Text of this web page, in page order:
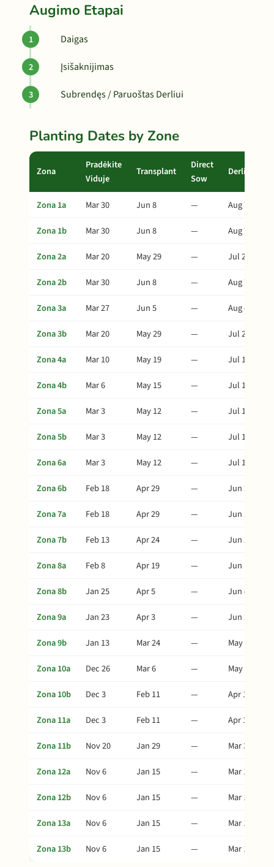
Augimo Etapai
Daigas
Įsišaknijimas
Subrendęs / Paruoštas Derliui
Planting Dates by Zone
Zona
Pradėkite
Viduje
Transplant
Direct
Sow
Derlius
Zona 1a Mar 30 Jun 8 —
Aug 7
Zona 1b
Mar 30 Jun 8 —
Aug 7
Zona 2a
Mar 20 May 29 —
Jul 28
Zona 2b
Mar 30 Jun 8 —
Aug 7
Zona 3a
Mar 27 Jun 5 —
Aug 4
Zona 3b
Mar 20 May 29 —
Jul 28
Zona 4a
Mar 10 May 19 —
Jul 18
Zona 4b
Mar 6 May 15 —
Jul 14
Zona 5a
Mar 3 May 12 —
Jul 11
Zona 5b
Mar 3 May 12 —
Jul 11
Zona 6a
Mar 3 May 12 —
Jul 11
Zona 6b
Feb 18 Apr 29 —
Jun 28
Zona 7a
Feb 18 Apr 29 —
Jun 28
Zona 7b
Feb 13 Apr 24 —
Jun 23
Zona 8a
Feb 8 Apr 19 —
Jun 18
Zona 8b
Jan 25 Apr 5 —
Jun 4
Zona 9a
Jan 23 Apr 3 —
Jun 2
Zona 9b
Jan 13 Mar 24 —
May 23
Zona 10a
Dec 26 Mar 6 —
May 5
Zona 10b
Dec 3 Feb 11 —
Apr 12
Zona 11a
Dec 3 Feb 11 —
Apr 12
Zona 11b
Nov 20 Jan 29 —
Mar 30
Zona 12a
Nov 6 Jan 15 —
Mar 16
Zona 12b
Nov 6 Jan 15 —
Mar 16
Zona 13a
Nov 6 Jan 15 —
Mar 16
Zona 13b
Nov 6 Jan 15 — Mar 16